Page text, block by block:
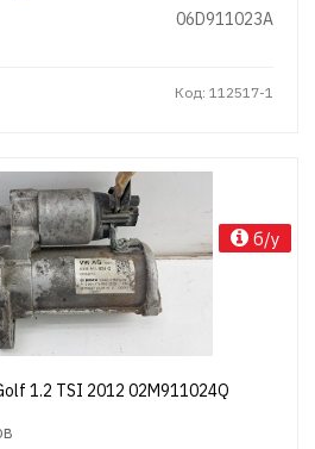
06D911023A
Код: 112517-1
1.2 TSI 2012 02M911024Q
б/у